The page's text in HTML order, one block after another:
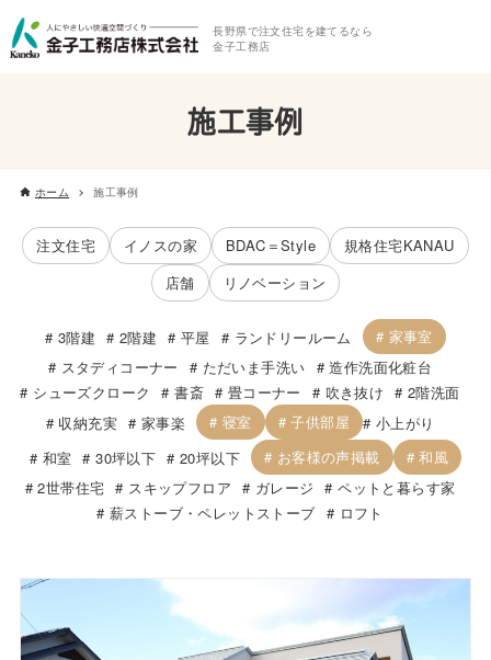
長野県で注文住宅を建てるなら
金子工務店
施工事例
ホーム 施工事例
注文住宅 イノスの家 BDAC＝Style
規格住宅KANAU
店舗
リノベーション
3階建 2階建 平屋 ランドリールーム
家事室
スタディコーナー
ただいま手洗い
造作洗面化粧台
シューズクローク
書斎 畳コーナー 吹き抜け
2階洗面
収納充実
家事楽 寝室 子供部屋
小上がり
和室
30坪以下 20坪以下 お客様の声掲載
和風
2世帯住宅
スキップフロア ガレージ
ペットと暮らす家
薪ストーブ・ペレットストーブ
ロフト